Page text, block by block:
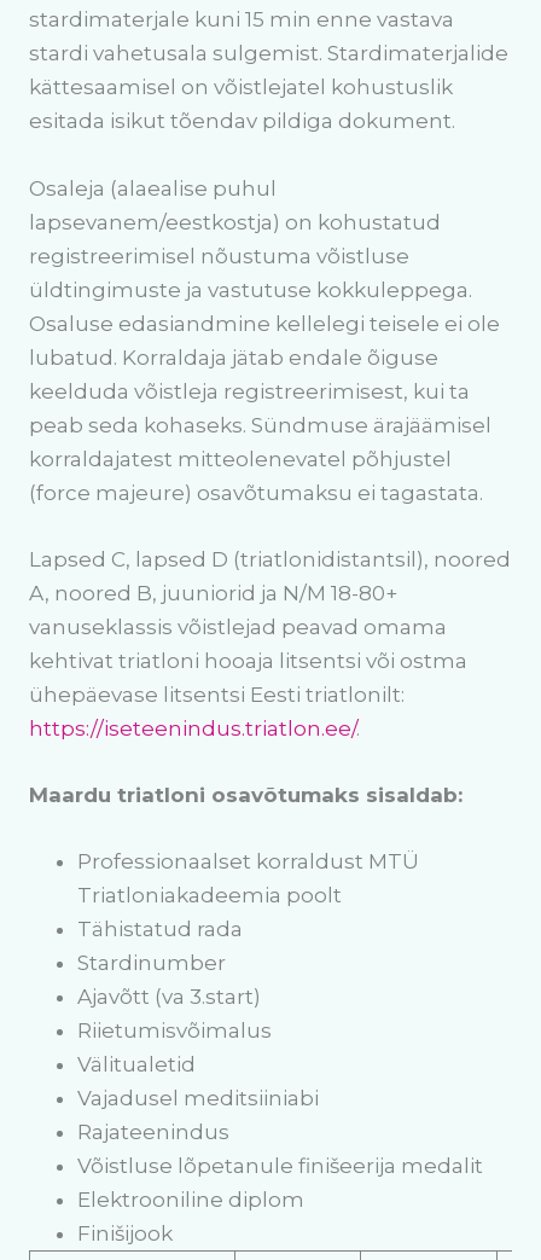
stardimaterjale kuni 15 min enne vastava
stardi vahetusala sulgemist. Stardimaterjalide
kättesaamisel on võistlejatel kohustuslik
esitada isikut tõendav pildiga dokument.
Osaleja (alaealise puhul
lapsevanem/eestkostja) on kohustatud
registreerimisel nõustuma võistluse
üldtingimuste ja vastutuse kokkuleppega.
Osaluse edasiandmine kellelegi teisele ei ole
lubatud. Korraldaja jätab endale õiguse
keelduda võistleja registreerimisest, kui ta
peab seda kohaseks. Sündmuse ärajäämisel
korraldajatest mitteolenevatel põhjustel
(force majeure) osavõtumaksu ei tagastata.
Lapsed C, lapsed D (triatlonidistantsil), noored
A, noored B, juuniorid ja N/M 18-80+
vanuseklassis võistlejad peavad omama
kehtivat triatloni hooaja litsentsi või ostma
ühepäevase litsentsi Eesti triatlonilt:
https://iseteenindus.triatlon.ee/.
Maardu triatloni osavõtumaks sisaldab:
Professionaalset korraldust MTÜ
Triatloniakadeemia poolt
Tähistatud rada
Stardinumber
Ajavõtt (va 3.start)
Riietumisvõimalus
Välitualetid
Vajadusel meditsiiniabi
Rajateenindus
Võistluse lõpetanule finišeerija medalit
Elektrooniline diplom
Finišijook